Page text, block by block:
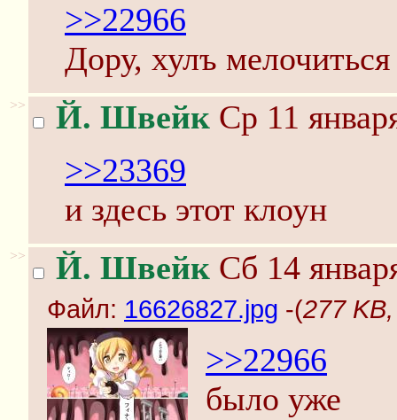
>>22966
Дору, хулъ мелочиться
>> Й. Швейк Ср 11
>>23369
и здесь этот клоун
>> Й. Швейк Сб 14
Файл: 16626827.jpg -(277
>>22966
было уже